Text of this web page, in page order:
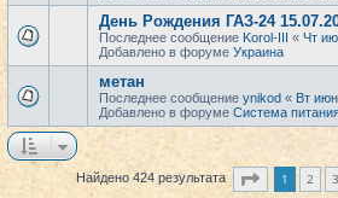
День Рождения ГАЗ-24
Последнее сообщение Korol-III « Чт
Добавлено в форуме Украина
метан
Последнее сообщение ynikod « Вт
Добавлено в форуме Система
Найдено 424 результата Страница из
1 2 3